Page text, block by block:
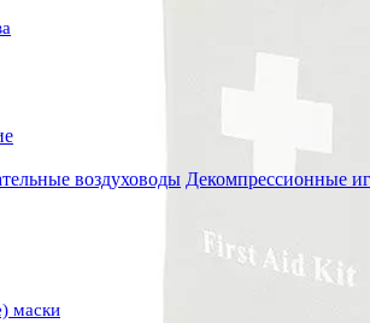
воздуховоды Декомпрессионные
маски